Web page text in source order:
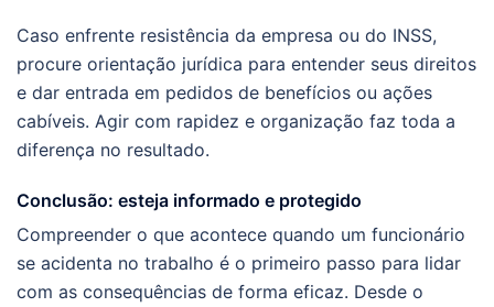
Caso enfrente resistência da empresa ou do INSS,
procure orientação jurídica para entender seus direitos
e dar entrada em pedidos de benefícios ou ações
cabíveis. Agir com rapidez e organização faz toda a
diferença no resultado.
Conclusão: esteja informado e protegido
Compreender o que acontece quando um funcionário
se acidenta no trabalho é o primeiro passo para lidar
com as consequências de forma eficaz. Desde o